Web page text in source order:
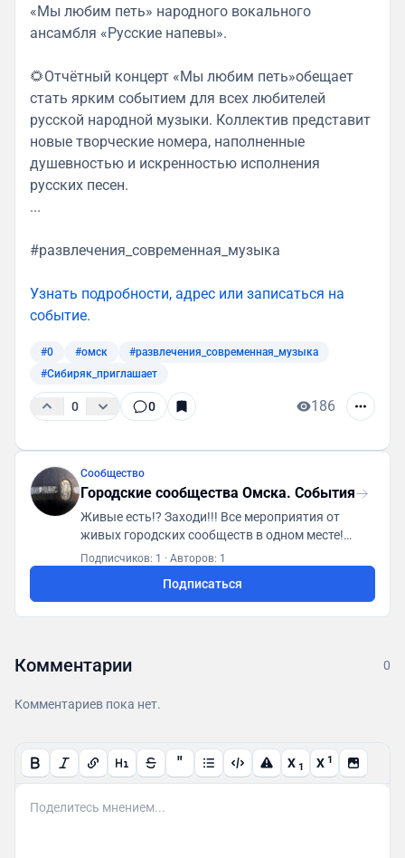
«Мы любим петь» народного вокального
ансамбля «Русские напевы».
🌻Отчётный концерт «Мы любим петь»обещает
стать ярким событием для всех любителей
русской народной музыки. Коллектив представит
новые творческие номера, наполненные
душевностью и искренностью исполнения
русских песен.
...
#развлечения_современная_музыка
Узнать подробности, адрес или записаться на
событие.
#0 #омск
#развлечения_современная_музыка
#Сибиряк_приглашает
0 0 186
Сообщество
Городские сообщества Омска. События
Живые есть!? Заходи!!! Все мероприятия от
живых городских сообществ в одном месте!
Первая городская платформа "ГСА. Генератор
https://t.me/gsaomsk_bot
Подписчиков: 1 · Авторов: 1
Подписаться
Комментарии 0
Комментариев пока нет.
" X 1 X 1